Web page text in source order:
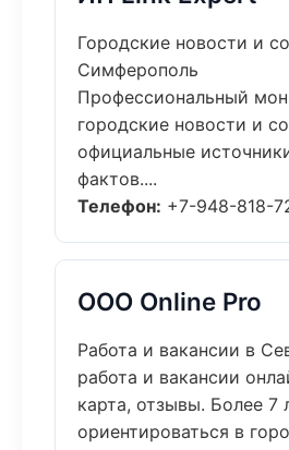
Городские новости и
Симферополь
Профессиональный
городские новости и
официальные
фактов....
Телефон: +7-948-818-
ООО Online Pro
Работа и вакансии в
работа и вакансии
карта, отзывы. Более 7
ориентироваться в